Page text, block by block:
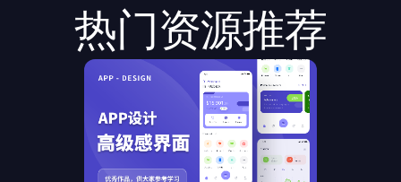
热门资源推荐